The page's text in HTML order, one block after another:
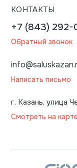
КОНТАКТЫ
+7 (843)
Обратный звонок
Написать письмо
г. Казань, улица
Смотреть на карте